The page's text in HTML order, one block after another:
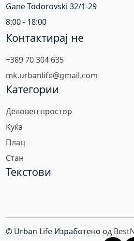
Gane Todorovski 32/1-29
8:00 - 18:00
Контактирај не
+389 70 304 635
mk.urbanlife@gmail.com
Категории
Деловен простор
Куќа
Плац
Стан
Текстови
© Urban Life Изработено од